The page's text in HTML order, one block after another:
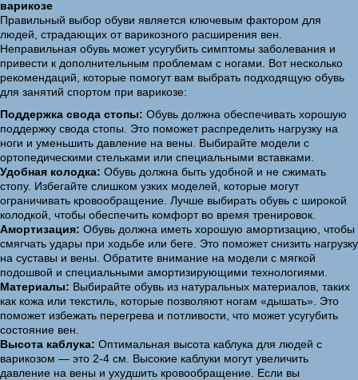
варикозе
Правильный выбор обуви является ключевым фактором для
людей, страдающих от варикозного расширения вен.
Неправильная обувь может усугубить симптомы заболевания и
привести к дополнительным проблемам с ногами. Вот несколько
рекомендаций, которые помогут вам выбрать подходящую обувь
для занятий спортом при варикозе:
Поддержка свода стопы: Обувь должна обеспечивать хорошую
поддержку свода стопы. Это поможет распределить нагрузку на
ноги и уменьшить давление на вены. Выбирайте модели с
ортопедическими стельками или специальными вставками.
Удобная колодка: Обувь должна быть удобной и не сжимать
стопу. Избегайте слишком узких моделей, которые могут
ограничивать кровообращение. Лучше выбирать обувь с широкой
колодкой, чтобы обеспечить комфорт во время тренировок.
Амортизация: Обувь должна иметь хорошую амортизацию, чтобы
смягчать удары при ходьбе или беге. Это поможет снизить нагрузку
на суставы и вены. Обратите внимание на модели с мягкой
подошвой и специальными амортизирующими технологиями.
Материалы: Выбирайте обувь из натуральных материалов, таких
как кожа или текстиль, которые позволяют ногам «дышать». Это
поможет избежать перегрева и потливости, что может усугубить
состояние вен.
Высота каблука: Оптимальная высота каблука для людей с
варикозом — это 2-4 см. Высокие каблуки могут увеличить
давление на вены и ухудшить кровообращение. Если вы